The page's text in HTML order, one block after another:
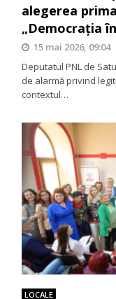
alegerea
„Democrația
15 mai 2026, 09:04
Deputatul PNL de
de alarmă privind
contextul…
LOCALE